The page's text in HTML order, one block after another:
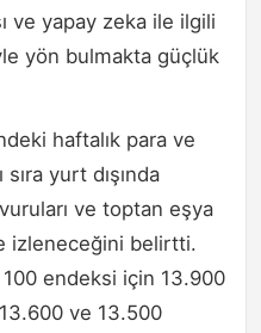
ve yapay zeka ile ilgili
yön bulmakta güçlük
haftalık para ve
yurt dışında
ve toptan eşya
izleneceğini belirtti.
100 endeksi için 13.900
ve 13.500